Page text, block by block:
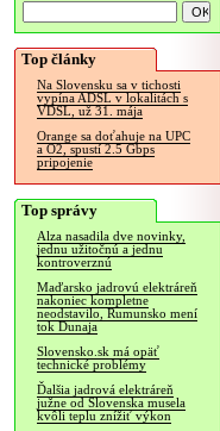
Top články
Na Slovensku sa v tichosti
vypína ADSL v lokalitách s
VDSL, už 31. mája
Orange sa doťahuje na UPC
a O2, spustí 2.5 Gbps
pripojenie
Top správy
Alza nasadila dve novinky,
jednu užitočnú a jednu
kontroverznú
Maďarsko jadrovú elektráreň
nakoniec kompletne
neodstavilo, Rumunsko mení
tok Dunaja
Slovensko.sk má opäť
technické problémy
Ďalšia jadrová elektráreň
južne od Slovenska musela
kvôli teplu znížiť výkon